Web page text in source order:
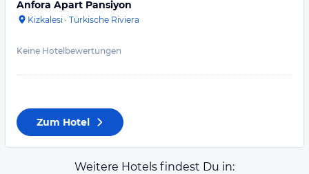
Anfora Apart Pansiyon
Kizkalesi · Türkische Riviera
Keine Hotelbewertungen
Zum Hotel
Weitere Hotels findest Du in: